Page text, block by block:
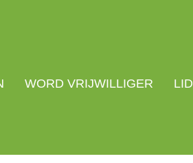
WORD VRIJWILLIGER